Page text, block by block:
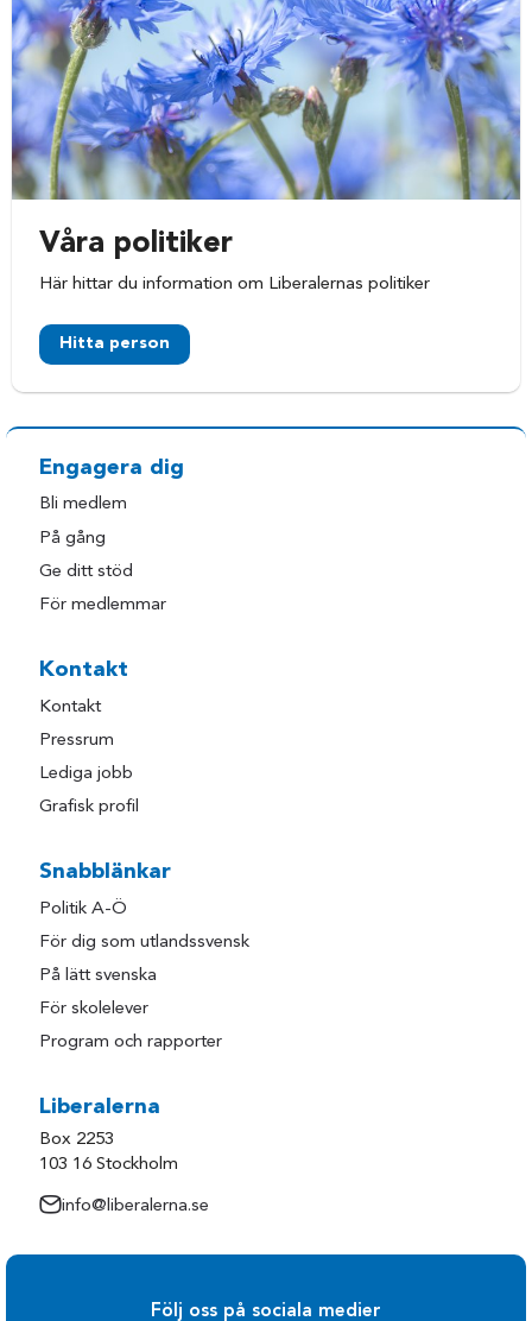
Våra politiker
Här hittar du information om Liberalernas politiker
Hitta person
Engagera dig
Bli medlem
På gång
Ge ditt stöd
För medlemmar
Kontakt
Kontakt
Pressrum
Lediga jobb
Grafisk profil
Snabblänkar
Politik A-Ö
För dig som utlandssvensk
På lätt svenska
För skolelever
Program och rapporter
Liberalerna
Box 2253
103 16 Stockholm
info@liberalerna.se
Följ oss på sociala medier